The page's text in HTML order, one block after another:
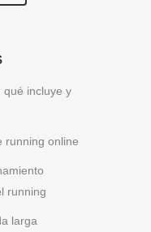
qué incluye y
running online
running
larga